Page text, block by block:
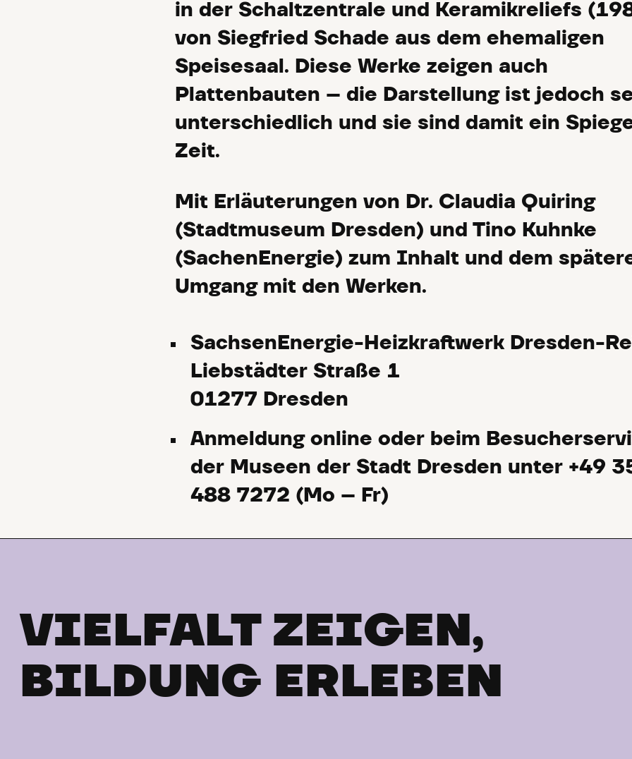
in der Schaltzentrale und Keramikreliefs
von Siegfried Schade aus dem ehemaligen
Speisesaal. Diese Werke zeigen auch
Plattenbauten – die Darstellung ist jedoch
unterschiedlich und sie sind damit ein
Zeit.
Mit Erläuterungen von Dr. Claudia Quiring
(Stadtmuseum Dresden) und Tino Kuhnke
(SachenEnergie) zum Inhalt und dem
Umgang mit den Werken.
SachsenEnergie-Heizkraftwerk Dresden-
Liebstädter Straße 1
01277 Dresden
Anmeldung online oder beim
der Museen der Stadt Dresden unter +49
488 7272 (Mo – Fr)
VIELFALT ZEIGEN,
BILDUNG ERLEBEN